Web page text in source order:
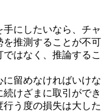
にしたいなら、チャ
推測することが不可
はなく、推論するこ
留めなければいけな
けざまに取引ができ
う度の損失は大した